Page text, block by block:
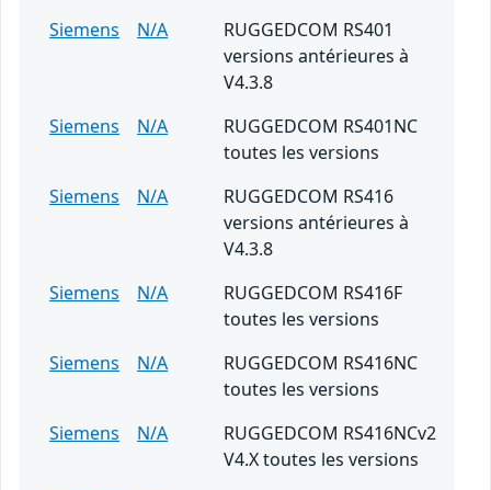
Siemens
N/A
RUGGEDCOM RS401
versions antérieures à
V4.3.8
Siemens
N/A
RUGGEDCOM RS401NC
toutes les versions
Siemens
N/A
RUGGEDCOM RS416
versions antérieures à
V4.3.8
Siemens
N/A
RUGGEDCOM RS416F
toutes les versions
Siemens
N/A
RUGGEDCOM RS416NC
toutes les versions
Siemens
N/A
RUGGEDCOM RS416NCv2
V4.X toutes les versions